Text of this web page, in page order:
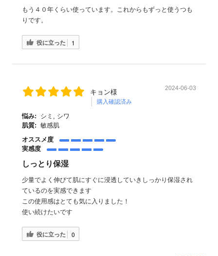
もう４０年くらい使っています。これからもずっと使うつも
りです。
役に立った 1
キョン様
購入確認済み
2024-06-03
悩み:
シミ, シワ
肌質: 敏感肌
オススメ度
実感度
しっとり保湿
少量でよく伸びて肌にすぐに浸透していきしっかり保湿され
ているのを実感できます
この使用感はとても気に入りました！
使い続けたいです
役に立った 0